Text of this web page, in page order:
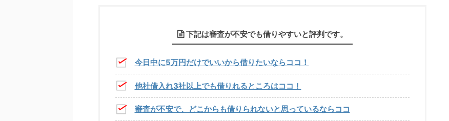
下記は審査が不安でも借りやすいと評判です。
今日中に5万円だけでいいから借りたいならココ！
他社借入れ3社以上でも借りれるところはココ！
審査が不安で、どこからも借りられないと思っているならココ